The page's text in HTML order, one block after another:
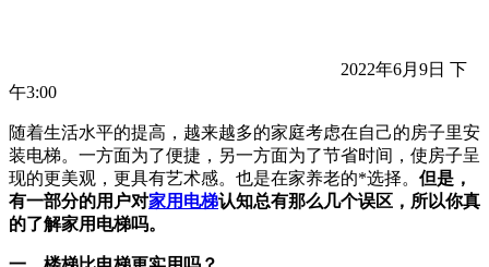
2022年6月9日 下
午3:00
随着生活水平的提高，越来越多的家庭考虑在自己的房子里安
装电梯。一方面为了便捷，另一方面为了节省时间，使房子呈
现的更美观，更具有艺术感。也是在家养老的*选择。 但是，
有一部分的用户对家用电梯认知总有那么几个误区，所以你真
的了解家用电梯吗。